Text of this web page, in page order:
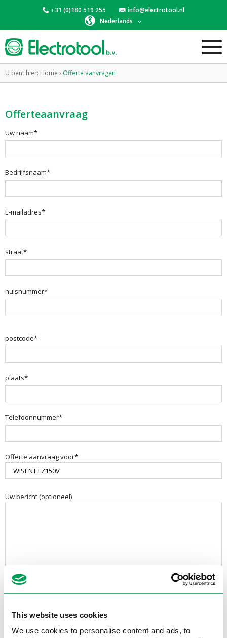
This website uses cookies
We use cookies to personalise content and ads, to
+31 (0)180 519 255
info@electrotool.nl
Nederlands
U bent hier: Home › Offerte aanvragen
Offerteaanvraag
Uw naam*
Bedrijfsnaam*
E-mailadres*
straat*
huisnummer*
postcode*
plaats*
Telefoonnummer*
Offerte aanvraag voor*
Uw bericht (optioneel)